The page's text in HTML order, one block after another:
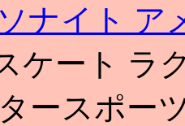
ナイト ア
ケート ラ
ースポー